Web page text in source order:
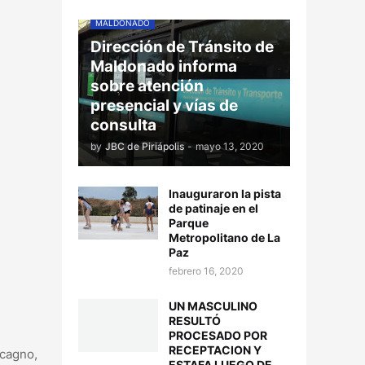
MALDONADO
Dirección de Tránsito de
Maldonado informa
sobre atención
presencial y vías de
consulta
by JBC de Piriápolis - mayo 13, 2020
Inauguraron la pista
de patinaje en el
Parque
Metropolitano de La
Paz
febrero 16, 2020
UN MASCULINO
RESULTÓ
PROCESADO POR
RECEPTACION Y